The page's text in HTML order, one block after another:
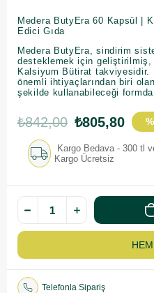
Medera ButyEra 60 Kapsül |
Edici Gıda
Medera ButyEra, sindirim
desteklemek için
Kalsiyum Bütirat takviyesidir.
önemli ihtiyaçlarından biri
şekilde kullanabileceği formda
₺842,00 ₺805,80 %
Kargo Bedava - 300 tl
Kargo Ücretsiz
Telefonla Sipariş